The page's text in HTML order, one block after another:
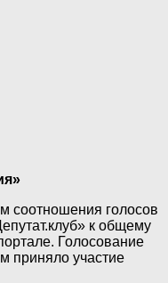
соотношения голосов
к общему
Голосование
приняло участие